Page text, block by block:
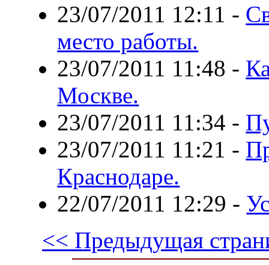
23/07/2011 12:11 -
место работы.
23/07/2011 11:48 -
Москве.
23/07/2011 11:34 -
23/07/2011 11:21 -
Краснодаре.
22/07/2011 12:29 -
<< Предыдущая